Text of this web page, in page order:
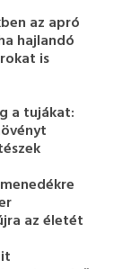
az apró
hajlandó
is
a tujákat:
az életét